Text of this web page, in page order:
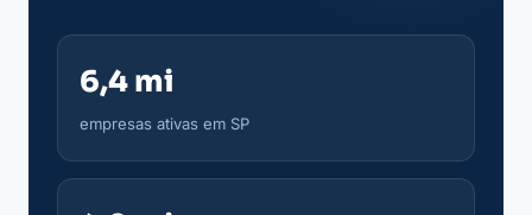
6,4 mi
empresas ativas em SP